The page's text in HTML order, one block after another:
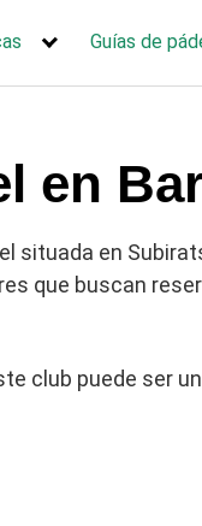
Guías de
en
situada en
que buscan
club puede ser